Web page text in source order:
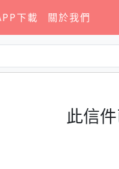
下載 關於我們
此信